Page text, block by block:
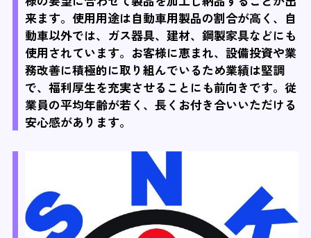
来ます。使用用途は自動車用製品の割合が高く、自
動車以外では、ガス器具、建材、鋼製家具などにも
使用されています。お客様に恵まれ、設備投資や業
務改善に積極的に取り組んでいるため業績は堅調
で、福利厚生を充実させることにも前向きです。従
業員の平均年齢が若く、長くお付き合いいただける
安心感があります。